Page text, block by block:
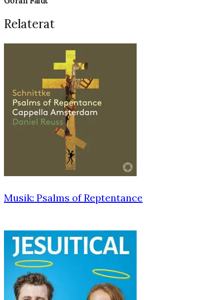
Relaterat
Musik: Psalms of Reptentance